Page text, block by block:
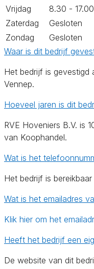
Vrijdag
8.30 - 17.00
Zaterdag
Gesloten
Zondag
Gesloten
Waar is dit bedrijf
Het bedrijf is gevestigd
Vennep.
Hoeveel jaren is dit
RVE Hoveniers B.V. is
van Koophandel.
Wat is het
Het bedrijf is
Wat is het emailadres
Klik hier om het
Heeft het bedrijf een
De website van dit